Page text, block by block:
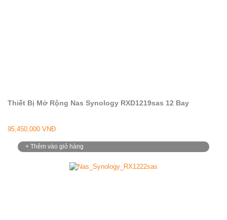
Thiết Bị Mở Rộng Nas Synology RXD1219sas 12 Bay
95,450,000 VNĐ
+ Thêm vào giỏ hàng